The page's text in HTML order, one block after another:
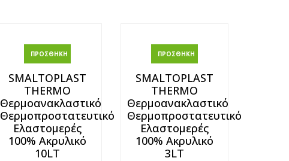
ΠΡΟΣΘΉΚΗ ΣΤΟ ΚΑΛΆΘΙ
SMALTOPLAST
THERMO
Θερμοανακλαστικό
Θερμοπροστατευτικό
Ελαστομερές
100% Ακρυλικό
10LT
ΠΡΟΣΘΉΚΗ ΣΤΟ ΚΑΛΆΘΙ
SMALTOPLAST
THERMO
Θερμοανακλαστικό
Θερμοπροστατευτικό
Ελαστομερές
100% Ακρυλικό
3LT